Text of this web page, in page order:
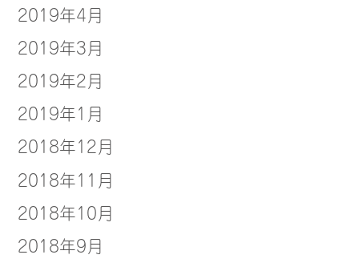
2019年4月
2019年3月
2019年2月
2019年1月
2018年12月
2018年11月
2018年10月
2018年9月